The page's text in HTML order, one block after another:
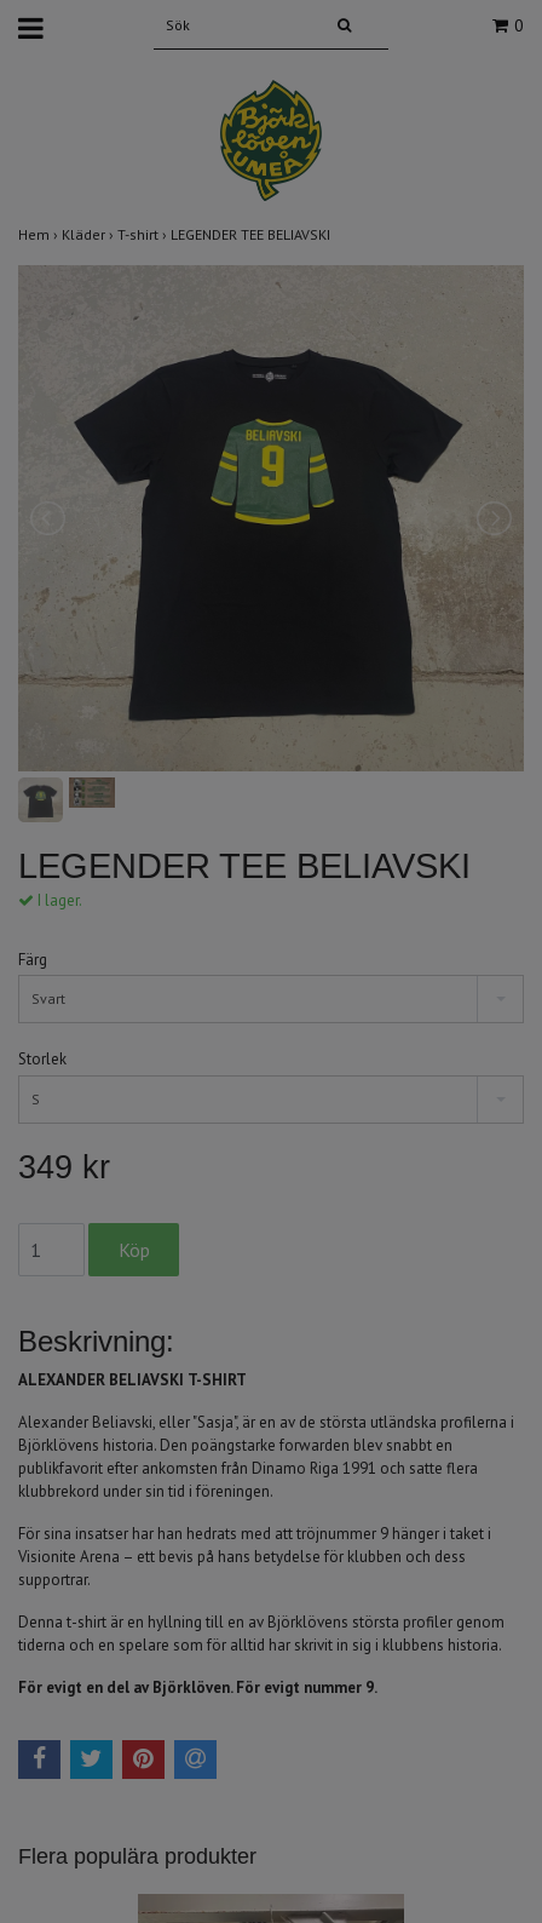
0
Hem › Kläder › T-shirt › LEGENDER TEE BELIAVSKI
LEGENDER TEE BELIAVSKI
I lager.
Färg
Svart
Storlek
S
349 kr
Beskrivning:
ALEXANDER BELIAVSKI T-SHIRT
Alexander Beliavski, eller "Sasja", är en av de största utländska profilerna i
Björklövens historia. Den poängstarke forwarden blev snabbt en
publikfavorit efter ankomsten från Dinamo Riga 1991 och satte flera
klubbrekord under sin tid i föreningen.
För sina insatser har han hedrats med att tröjnummer 9 hänger i taket i
Visionite Arena – ett bevis på hans betydelse för klubben och dess
supportrar.
Denna t-shirt är en hyllning till en av Björklövens största profiler genom
tiderna och en spelare som för alltid har skrivit in sig i klubbens historia.
För evigt en del av Björklöven. För evigt nummer 9.
Flera populära produkter